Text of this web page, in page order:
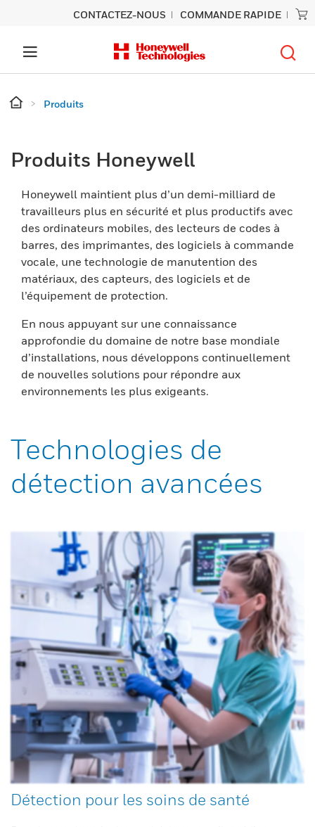
CONTACTEZ-NOUS COMMANDE RAPIDE
Produits
Produits Honeywell
Honeywell maintient plus d’un demi-milliard de
travailleurs plus en sécurité et plus productifs avec
des ordinateurs mobiles, des lecteurs de codes à
barres, des imprimantes, des logiciels à commande
vocale, une technologie de manutention des
matériaux, des capteurs, des logiciels et de
l’équipement de protection.
En nous appuyant sur une connaissance
approfondie du domaine de notre base mondiale
d’installations, nous développons continuellement
de nouvelles solutions pour répondre aux
environnements les plus exigeants.
Technologies de
détection avancées
Détection pour les soins de santé